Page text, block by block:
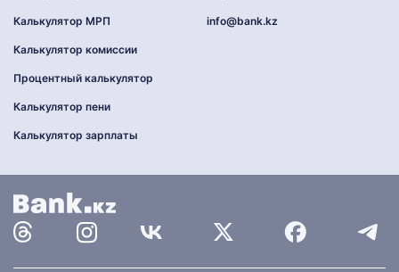
Калькулятор МРП
Калькулятор комиссии
Процентный калькулятор
Калькулятор пени
Калькулятор зарплаты
info@bank.kz